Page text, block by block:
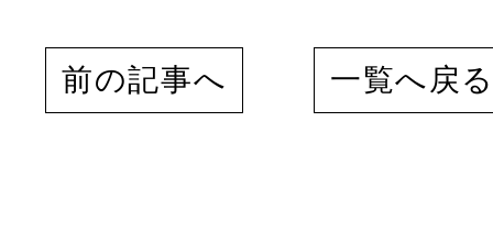
前の記事へ 一覧へ戻